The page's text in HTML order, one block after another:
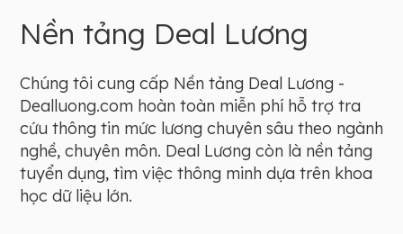
Nền tảng Deal Lương
Chúng tôi cung cấp Nền tảng Deal Lương -
Dealluong.com hoàn toàn miễn phí hỗ trợ tra
cứu thông tin mức lương chuyên sâu theo ngành
nghề, chuyên môn. Deal Lương còn là nền tảng
tuyển dụng, tìm việc thông minh dựa trên khoa
học dữ liệu lớn.